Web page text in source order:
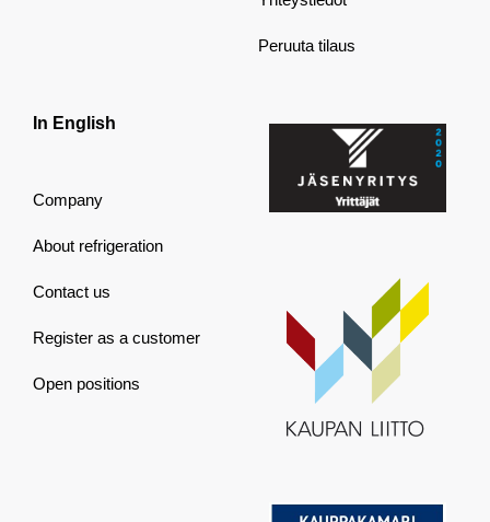
Peruuta tilaus
In English
Company
About refrigeration
Contact us
Register as a customer
Open positions